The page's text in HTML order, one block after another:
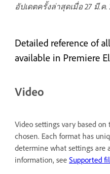
อัปเดตครั้งล่าสุดเมื่อ27 มี.ค.
Detailed reference of
available in Premiere
Video
Video settings vary based
chosen. Each format has
determine what settings are
information, see Supported